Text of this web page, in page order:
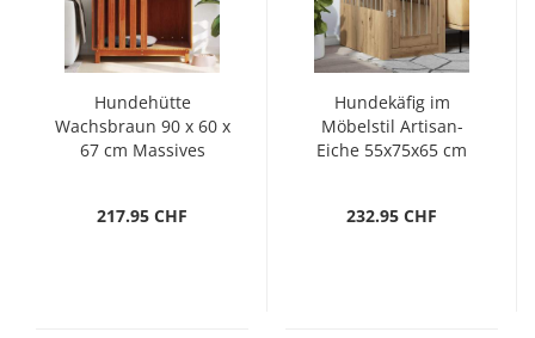
Hundehütte
Wachsbraun 90 x 60 x
67 cm Massives
217.95 CHF
Hundekäfig im
Möbelstil Artisan-
Eiche 55x75x65 cm
232.95 CHF